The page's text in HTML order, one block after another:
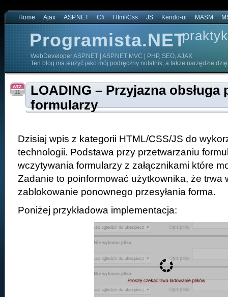
Home Ajax ASP.NET C# Html/Css JS Kendo-ui MASM
Programista.NETpraktyk
WebDeveloper ASP.NET | ASP.NET MVC | PHP, SEO, AJAX
Ten blog ma służyć jako mój podręczny notatnik, a także narzędzie
LOADING – Przyjazna obsługa
formularzy
wrz
11
Dzisiaj wpis z kategorii HTML/CSS/JS do
technologii. Podstawa przy przetwarzaniu
wczytywania formularzy z załącznikami które
Zadanie to poinformować użytkownika, że trwa
zablokowanie ponownego przesyłania forma.
Poniżej przykładowa implementacja: